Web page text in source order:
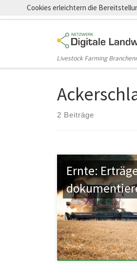
Livestock Farming
2 Beiträge
Ernte:
Cookies erleichtern die